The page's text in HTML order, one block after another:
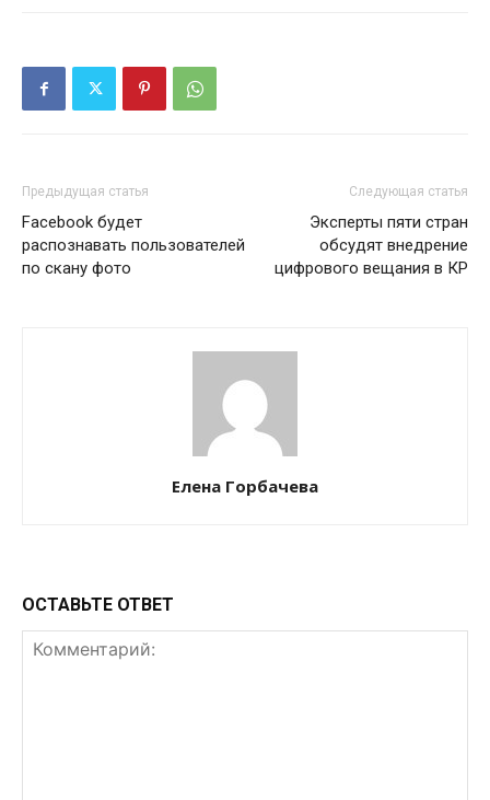
Предыдущая статья
Facebook будет
распознавать пользователей
по скану фото
Следующая статья
Эксперты пяти стран
обсудят внедрение
цифрового вещания в КР
Елена Горбачева
ОСТАВЬТЕ ОТВЕТ